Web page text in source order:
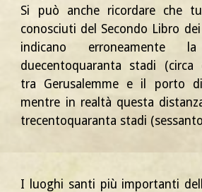
Si può anche ricordare che
conosciuti del Secondo Libro
indicano erroneamente
duecentoquaranta stadi
tra Gerusalemme e il porto
mentre in realtà questa
trecentoquaranta stadi
I luoghi santi più importanti